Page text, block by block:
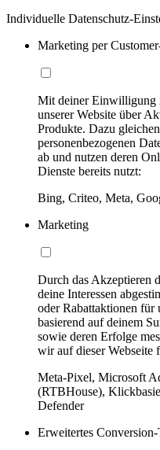
Individuelle Datenschutz-
Marketing per
Mit deiner Einwilligung
unserer Website über
Produkte. Dazu
personenbezogenen
ab und nutzen deren
Dienste bereits nutzt:
Bing, Criteo, Meta,
Marketing
Durch das Akzeptieren
deine Interessen
oder Rabattaktionen für
basierend auf deinem
sowie deren Erfolge
wir auf dieser Webseite
Meta-Pixel, Microsoft
(RTBHouse),
Defender
Erweitertes